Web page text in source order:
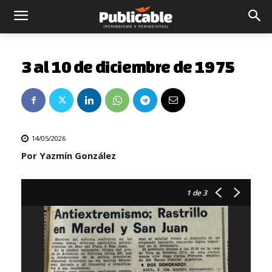
3 al 10 de diciembre de 1975
14/05/2026
Por Yazmín González
1 de 3